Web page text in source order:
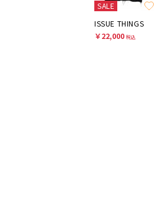
SALE
ISSUE THINGS
￥22,000 税込